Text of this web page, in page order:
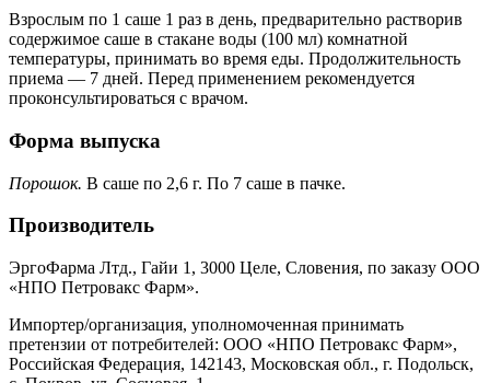
Взрослым по 1 саше 1 раз в день, предварительно растворив
содержимое саше в стакане воды (100 мл) комнатной
температуры, принимать во время еды. Продолжительность
приема — 7 дней. Перед применением рекомендуется
проконсультироваться с врачом.
Форма выпуска
Порошок. В саше по 2,6 г. По 7 саше в пачке.
Производитель
ЭргоФарма Лтд., Гайи 1, 3000 Целе, Словения, по заказу ООО
«НПО Петровакс Фарм».
Импортер/организация, уполномоченная принимать
претензии от потребителей: ООО «НПО Петровакс Фарм»,
Российская Федерация, 142143, Московская обл., г. Подольск,